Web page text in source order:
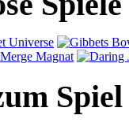
Spiel